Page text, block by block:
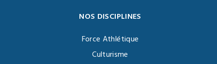
NOS DISCIPLINES
Force Athlétique
Culturisme